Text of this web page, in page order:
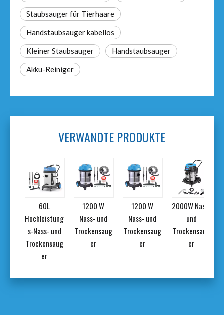
Staubsauger für Tierhaare
Handstaubsauger kabellos
Kleiner Staubsauger Handstaubsauger
Akku-Reiniger
VERWANDTE PRODUKTE
60L
Hochleistung
s-Nass- und
Trockensaug
er
1200 W
Nass- und
Trockensaug
er
1200 W
Nass- und
Trockensaug
er
2000W Nass-
und
Trockensaug
er